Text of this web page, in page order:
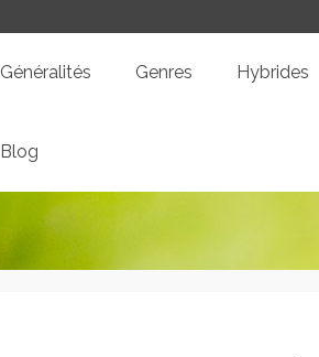
Généralités Genres Hybrides
Blog